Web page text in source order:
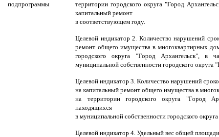
подпрограммы
территории городского округа "Город
капитальный ремонт
в соответствующем году.
Целевой индикатор 2. Количество нарушений
ремонт общего имущества в многоквартирных
городского округа "Город Архангельск", в
муниципальной собственности городского округа
Целевой индикатор 3. Количество нарушений
на капитальный ремонт общего имущества в
на территории городского округа "Город
находящихся
в муниципальной собственности городского
Целевой индикатор 4. Удельный вес общей